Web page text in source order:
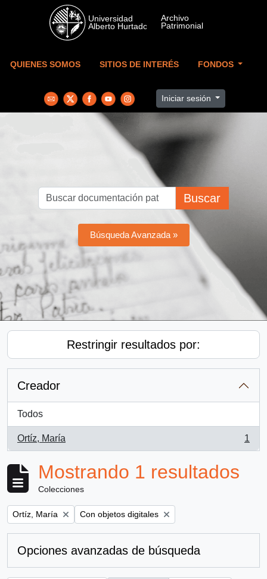
Skip to main content
QUIENES SOMOS SITIOS DE INTERÉS FONDOS
Iniciar sesión
Buscar
Búsqueda Avanzada »
Restringir resultados por:
Creador
Todos
Ortíz, María
, 1 resultados
1
Mostrando 1 resultados
Colecciones
Remove filter:
Ortíz, María Remove filter:
Con objetos digitales
Opciones avanzadas de búsqueda